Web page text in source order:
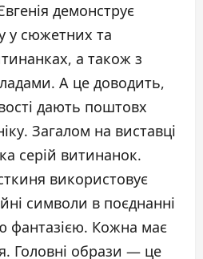
демонструє
у сюжетних та
а також з
А це доводить,
дають поштовх
Загалом на виставці
серій витинанок.
використовує
символи в поєднанні
фантазією. Кожна має
Головні образи — це